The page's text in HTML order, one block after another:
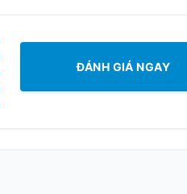
ĐÁNH GIÁ NGAY